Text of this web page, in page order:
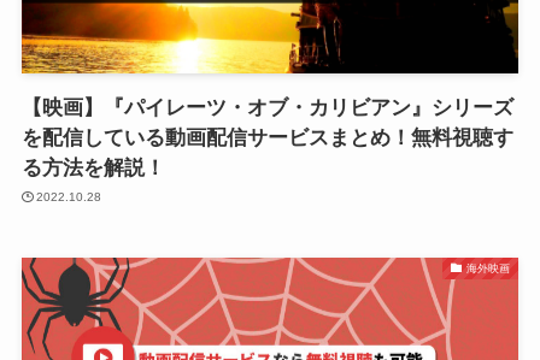
【映画】『パイレーツ・オブ・カリビアン』シリーズ
を配信している動画配信サービスまとめ！無料視聴す
る方法を解説！
2022.10.28
海外映画